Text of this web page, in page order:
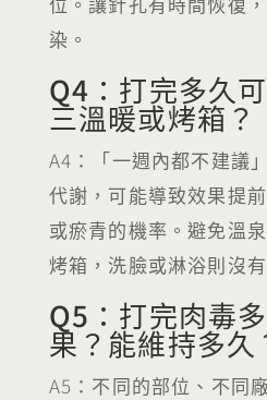
染。
Q4：打完多久
三溫暖或烤箱？
A4：「一週內都不建議
代謝，可能導致效果提
或瘀青的機率。避免溫
烤箱，洗臉或淋浴則沒有
Q5：打完肉毒
果？能維持多久
A5：不同的部位、不同